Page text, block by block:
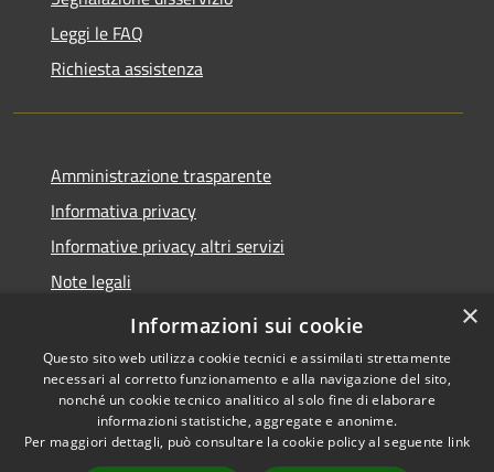
Leggi le FAQ
Richiesta assistenza
Amministrazione trasparente
Informativa privacy
Informative privacy altri servizi
Note legali
Dichiarazione di accessibilità
Accessibilità
Copyright © 2026 • Comune di
San Giovanni Lupatoto •
×
Informazioni sui cookie
Questo sito web utilizza cookie tecnici e assimilati strettamente
necessari al corretto funzionamento e alla navigazione del sito,
nonché un cookie tecnico analitico al solo fine di elaborare
informazioni statistiche, aggregate e anonime.
Per maggiori dettagli, può consultare la cookie policy al seguente link